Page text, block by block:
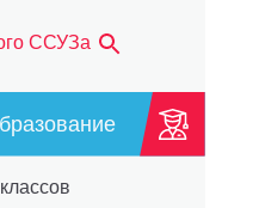
ССУЗа